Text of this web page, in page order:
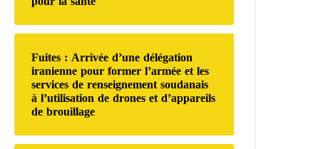
Fuites : Arrivée d’une délégation
iranienne pour former l’armée et les
services de renseignement soudanais
à l’utilisation de drones et d’appareils
de brouillage